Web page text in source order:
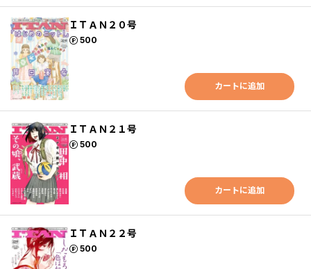
ＩＴＡＮ２０号
500
ポイント
カートに追加
ＩＴＡＮ２１号
500
ポイント
カートに追加
ＩＴＡＮ２２号
500
ポイント